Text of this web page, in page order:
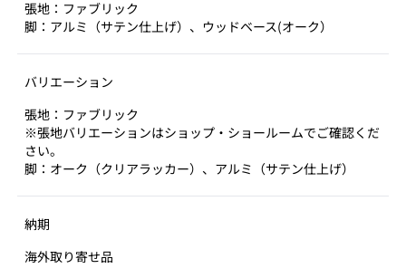
張地：ファブリック
脚：アルミ（サテン仕上げ）、ウッドベース(オーク）
バリエーション
張地：ファブリック
※張地バリエーションはショップ・ショールームでご確認くだ
さい。
脚：オーク（クリアラッカー）、アルミ（サテン仕上げ）
納期
海外取り寄せ品